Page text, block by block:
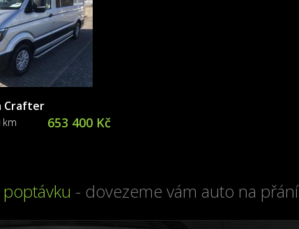
Crafter
km 653 400 Kč
- dovezeme vám auto na přání